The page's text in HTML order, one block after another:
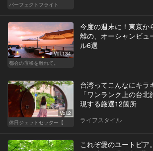
パーフェクトフライト
Vol.134
都会の喧噪を離れて。
今度の週末に！東京か
離の、オーシャンビュ
ル6選
Vol.2
休日ジェットセッター【厳選スポット編】
台湾ってこんなにキラ
「ワンランク上の台
現する厳選12箇所
ライフスタイル
これぞ愛のユートピア